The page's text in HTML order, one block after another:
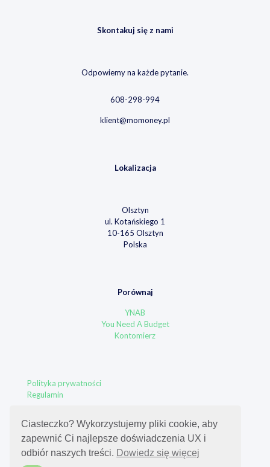
Skontakuj się z nami
Odpowiemy na każde pytanie.
608-298-994
klient@momoney.pl
Lokalizacja
Olsztyn
ul. Kotańskiego 1
10-165 Olsztyn
Polska
Porównaj
YNAB
You Need A Budget
Kontomierz
Polityka prywatności
Regulamin
Ciasteczko? Wykorzystujemy pliki cookie, aby
zapewnić Ci najlepsze doświadczenia UX i
odbiór naszych treści. Dowiedz się więcej